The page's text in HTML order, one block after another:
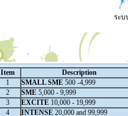
ระบ
Item
Description
1
SMALL SME 500 -4,999
2
SME 5,000 - 9,999
3
EXCITE 10,000 - 19,999
4
INTENSE 20,000 and 99,999